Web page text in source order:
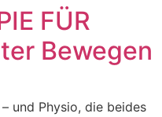
FÜR
Bewegen
und Physio, die beides